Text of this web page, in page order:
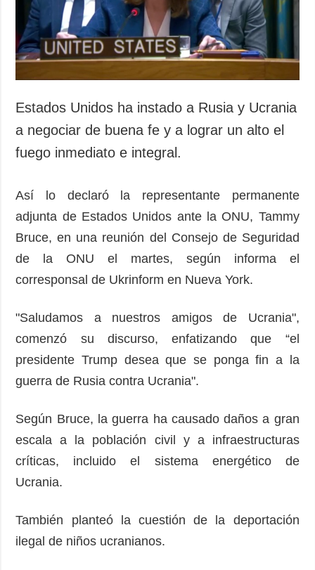
Estados Unidos ha instado a Rusia y Ucrania
a negociar de buena fe y a lograr un alto el
fuego inmediato e integral.
Así lo declaró la representante permanente
adjunta de Estados Unidos ante la ONU, Tammy
Bruce, en una reunión del Consejo de Seguridad
de la ONU el martes, según informa el
corresponsal de Ukrinform en Nueva York.
"Saludamos a nuestros amigos de Ucrania",
comenzó su discurso, enfatizando que “el
presidente Trump desea que se ponga fin a la
guerra de Rusia contra Ucrania".
Según Bruce, la guerra ha causado daños a gran
escala a la población civil y a infraestructuras
críticas, incluido el sistema energético de
Ucrania.
También planteó la cuestión de la deportación
ilegal de niños ucranianos.